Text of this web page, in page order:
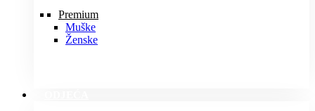
Premium
Muške
Ženske